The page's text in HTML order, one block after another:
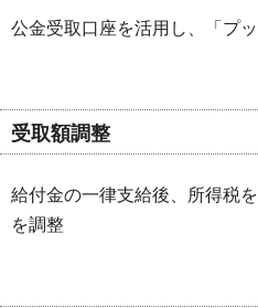
公金受取口座を活用し、「プ
受取額調整
給付金の一律支給後、所得税
を調整